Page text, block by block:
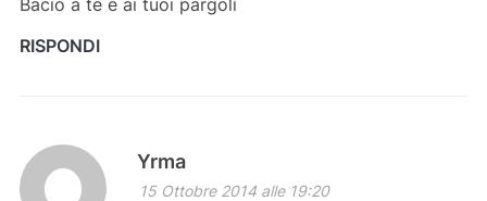
RISPONDI
Yrma
15 Ottobre 2014 alle 19:20